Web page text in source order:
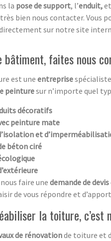
la pose de support, l’enduit,
bien nous contacter. Vous
sur notre site
bâtiment, faites nous
est une entreprise
peinturesur n’importe quel
décoratifs
peinture mate
et
béton ciré
faire une demande de devis
de vous répondre et
la toiture, c’est
de rénovationde toiture et